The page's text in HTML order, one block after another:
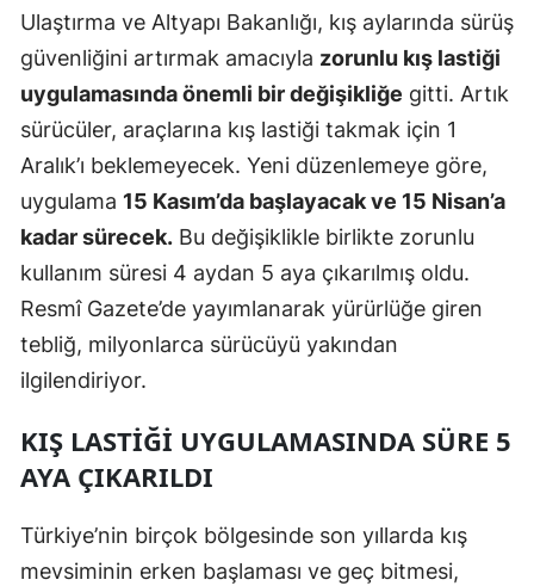
Elazığ
Erzincan
Erzurum
Eskişehir
Gaziantep
Gümüşhane
Hakkari
Isparta
İstanbul
Ulaştırma ve Altyapı Bakanlığı, kış aylarında sürüş
güvenliğini artırmak amacıyla zorunlu kış lastiği
uygulamasında önemli bir değişikliğe gitti. Artık
sürücüler, araçlarına kış lastiği takmak için 1
Aralık’ı beklemeyecek. Yeni düzenlemeye göre,
uygulama 15 Kasım’da başlayacak ve 15 Nisan’a
kadar sürecek. Bu değişiklikle birlikte zorunlu
kullanım süresi 4 aydan 5 aya çıkarılmış oldu.
Resmî Gazete’de yayımlanarak yürürlüğe giren
tebliğ, milyonlarca sürücüyü yakından
ilgilendiriyor.
KIŞ LASTIĞI UYGULAMASINDA SÜRE 5
AYA ÇIKARILDI
Türkiye’nin birçok bölgesinde son yıllarda kış
mevsiminin erken başlaması ve geç bitmesi,